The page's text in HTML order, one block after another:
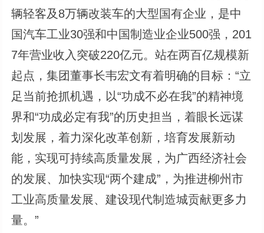
辆轻客及8万辆改装车的大型国有企业，是中
国汽车工业30强和中国制造业企业500强，201
7年营业收入突破220亿元。站在两百亿规模新
起点，集团董事长韦宏文有着明确的目标：“立
足当前抢抓机遇，以“功成不必在我”的精神境
界和“功成必定有我”的历史担当，着眼长远谋
划发展，着力深化改革创新，培育发展新动
能，实现可持续高质量发展，为广西经济社会
的发展、加快实现“两个建成”，为推进柳州市
工业高质量发展、建设现代制造城贡献更多力
量。”